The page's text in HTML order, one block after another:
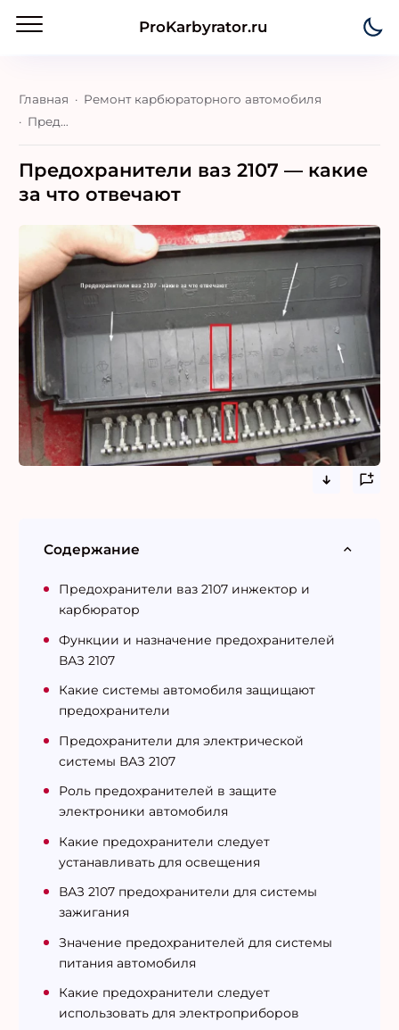
ProKarbyrator.ru
Главная
Ремонт карбюраторного автомобиля
Предохранители ваз 2107 — какие за что отвечают
Предохранители ваз 2107 — какие
за что отвечают
Содержание
Предохранители ваз 2107 инжектор и
карбюратор
Функции и назначение предохранителей
ВАЗ 2107
Какие системы автомобиля защищают
предохранители
Предохранители для электрической
системы ВАЗ 2107
Роль предохранителей в защите
электроники автомобиля
Какие предохранители следует
устанавливать для освещения
ВАЗ 2107 предохранители для системы
зажигания
Значение предохранителей для системы
питания автомобиля
Какие предохранители следует
использовать для электроприборов